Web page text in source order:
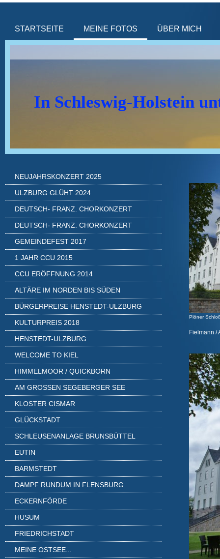
STARTSEITE MEINE FOTOS ÜBER MICH
In Schleswig-Holstein
Plöner
Fielmann /
NEUJAHRSKONZERT 2025
ULZBURG GLÜHT 2024
DEUTSCH- FRANZ. CHORKONZERT
DEUTSCH- FRANZ. CHORKONZERT
GEMEINDEFEST 2017
1 JAHR CCU 2015
CCU ERÖFFNUNG 2014
ALTÄRE IM NORDEN BIS SÜDEN
BÜRGERPREISE HENSTEDT-ULZBURG
KULTURPREIS 2018
HENSTEDT-ULZBURG
WELCOME TO KIEL
HIMMELMOOR / QUICKBORN
AM GROSSEN SEGEBERGER SEE
KLOSTER CISMAR
GLÜCKSTADT
SCHLEUSENANLAGE BRUNSBÜTTEL
EUTIN
BARMSTEDT
DAMPF RUNDUM IN FLENSBURG
ECKERNFÖRDE
HUSUM
FRIEDRICHSTADT
MEINE OSTSEE...